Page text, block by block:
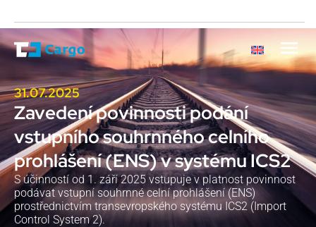
31.07.2025
Zavedení povinnosti podání
vstupního souhrnného celního
prohlášení (ENS) v systému ICS2
S účinností od 1. září 2025 vstupuje v platnost povinnost
podávat vstupní souhrnné celní prohlášení (ENS)
prostřednictvím transevropského systému ICS2 (Import
Control System 2).